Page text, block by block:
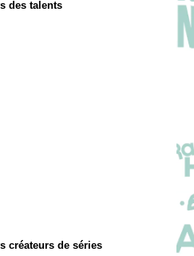
des talents
créateurs de séries